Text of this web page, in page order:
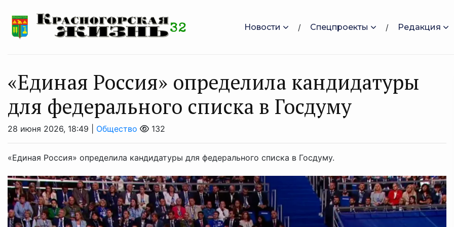
Новости Спецпроекты Редакция
«Единая Россия» определила кандидатуры
для федерального списка в Госдуму
28 июня 2026, 18:49 | Общество 132
«Единая Россия» определила кандидатуры для федерального списка в Госдуму.